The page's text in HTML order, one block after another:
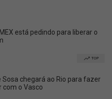
está pedindo para liberar o
TOP
Sosa chegará ao Rio para fazer
com o Vasco